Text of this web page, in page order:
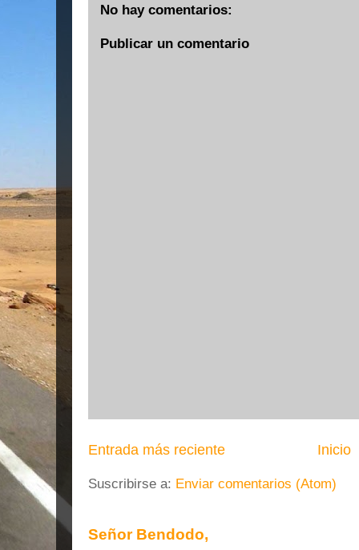
No hay comentarios:
Publicar un comentario
Entrada más reciente Inicio
Suscribirse a: Enviar comentarios (Atom)
Señor Bendodo,